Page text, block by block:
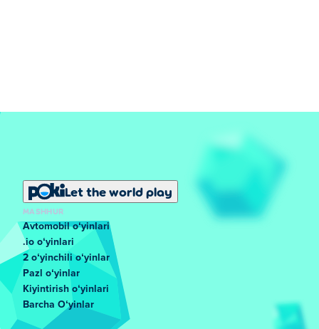
Let the world play
MASHHUR
Avtomobil oʻyinlari
.io oʻyinlari
2 oʻyinchili oʻyinlar
Pazl oʻyinlar
Kiyintirish oʻyinlari
Barcha Oʻyinlar